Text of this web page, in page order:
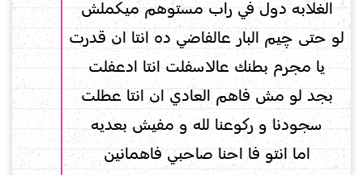
الغلابه دول في راب مستوهم ميكملش
لو حتى چيم البار عالفاضي ده انتا ان قدرت
يا مجرم بطنك عالاسفلت انتا ادعفلت
بجد ‏لو مش فاهم العادي ان انتا عطلت
سجودنا و ركوعنا لله و مفيش بعديه
اما انتو فا احنا صاحبي فاهمانين